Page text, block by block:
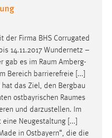
der Firma BHS Corrugated
14.11.2017 Wundernetz –
gab es im Raum Amberg-
Bereich barrierefreie [...]
hat das Ziel, den Bergbau
ostbayrischen Raumes
und darzustellen. Im
Neugestaltung [...]
in Ostbayern“, die die